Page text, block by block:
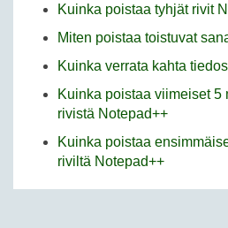
Kuinka poistaa tyhjät rivit
Miten poistaa toistuvat
Kuinka verrata kahta
Kuinka poistaa viimeiset 5
rivistä Notepad++
Kuinka poistaa
riviltä Notepad++